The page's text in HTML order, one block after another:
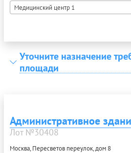
Медицинский центр 1
Уточните назначение
площади
Административное
Лот №30408
Москва, Пересветов переулок, дом 8